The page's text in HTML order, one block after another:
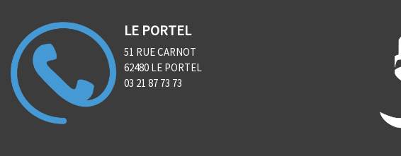
LE PORTEL
51 RUE CARNOT
62480 LE PORTEL
03 21 87 73 73